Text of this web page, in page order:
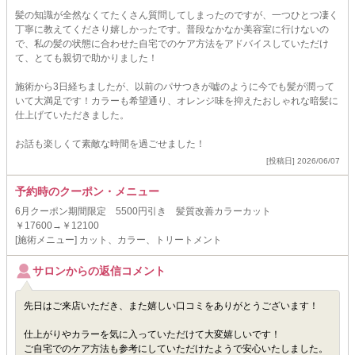
髪の知識が全然なくてたくさん質問してしまったのですが、一つひとつ凄く
丁寧に教えてくださり嬉しかったです。普段なかなか美容室に行けないの
で、私の髪の状態に合わせた自宅でのケア方法をアドバイスしていただけ
て、とても親切で助かりました！
施術から3日経ちましたが、以前のパサつきが嘘のように今でも髪が潤って
いて大満足です！カラーも希望通り、オレンジ味を抑えたおしゃれな暗髪に
仕上げていただきました。
お話も楽しくて素敵な時間を過ごせました！
[投稿日] 2026/06/07
予約時のクーポン・メニュー
6月クーポン期間限定 5500円引き 髪質改善カラーカット
￥17600→￥12100
[施術メニュー] カット、カラー、トリートメント
サロンからの返信コメント
先日はご来店いただき、また嬉しい口コミをありがとうございます！
仕上がりやカラーを気に入っていただけて大変嬉しいです！
ご自宅でのケア方法も参考にしていただけたようで安心いたしました。